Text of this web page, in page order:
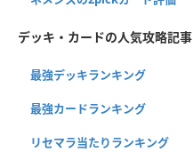
デッキ・カードの人気攻略記事
最強デッキランキング
最強カードランキング
リセマラ当たりランキング